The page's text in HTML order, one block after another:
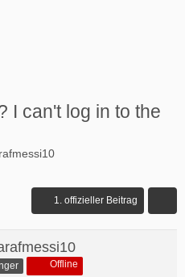
I can't log in to the
1. offizieller Beitrag
Offline